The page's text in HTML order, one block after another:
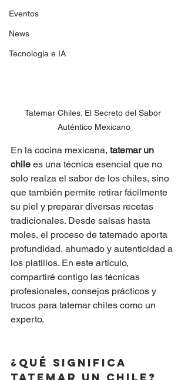
Eventos
News
Tecnología e IA
Tatemar Chiles: El Secreto del Sabor
Auténtico Mexicano
En la cocina mexicana, tatemar un
chile es una técnica esencial que no
solo realza el sabor de los chiles, sino
que también permite retirar fácilmente
su piel y preparar diversas recetas
tradicionales. Desde salsas hasta
moles, el proceso de tatemado aporta
profundidad, ahumado y autenticidad a
los platillos. En este artículo,
compartiré contigo las técnicas
profesionales, consejos prácticos y
trucos para tatemar chiles como un
experto.
¿Qué Significa